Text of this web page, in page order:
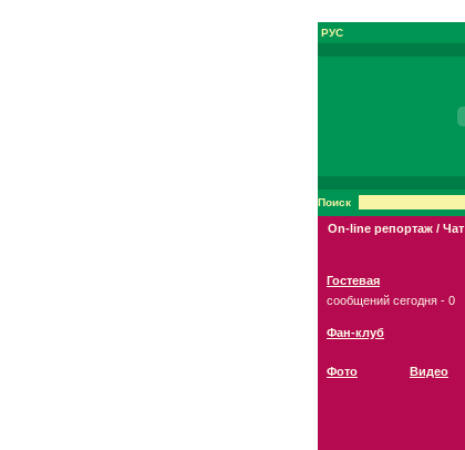
РУС
Поиск
On-line репортаж / Чат
Гостевая
сообщений сегодня - 0
Фан-клуб
Фото Видео